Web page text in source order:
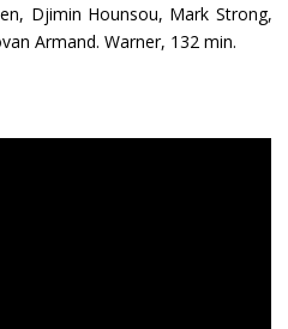
Djimin Hounsou, Mark Strong,
Armand. Warner, 132 min.